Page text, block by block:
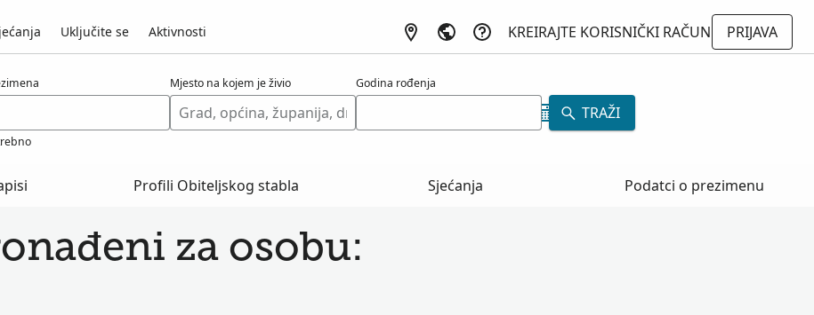
Uključite se Aktivnosti KREIRAJTE KORISNIČKI RAČUN
PRIJAVA
Mjesto na kojem je živio Godina rođenja
TRAŽI
Profili Obiteljskog stabla Sjećanja Podatci o prezimenu
za osobu: